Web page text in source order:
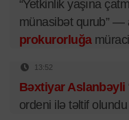
“Yetkinlik yaşına
münasibət qurub” —
prokurorluğa
13:52
Bəxtiyar Aslanbəyli
ordeni ilə təltif olundu